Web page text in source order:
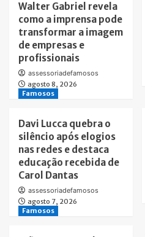
Walter Gabriel revela
como a imprensa pode
transformar a imagem
de empresas e
profissionais
assessoriadefamosos
agosto 8, 2026
Famosos
Davi Lucca quebra o
silêncio após elogios
nas redes e destaca
educação recebida de
Carol Dantas
assessoriadefamosos
agosto 7, 2026
Famosos